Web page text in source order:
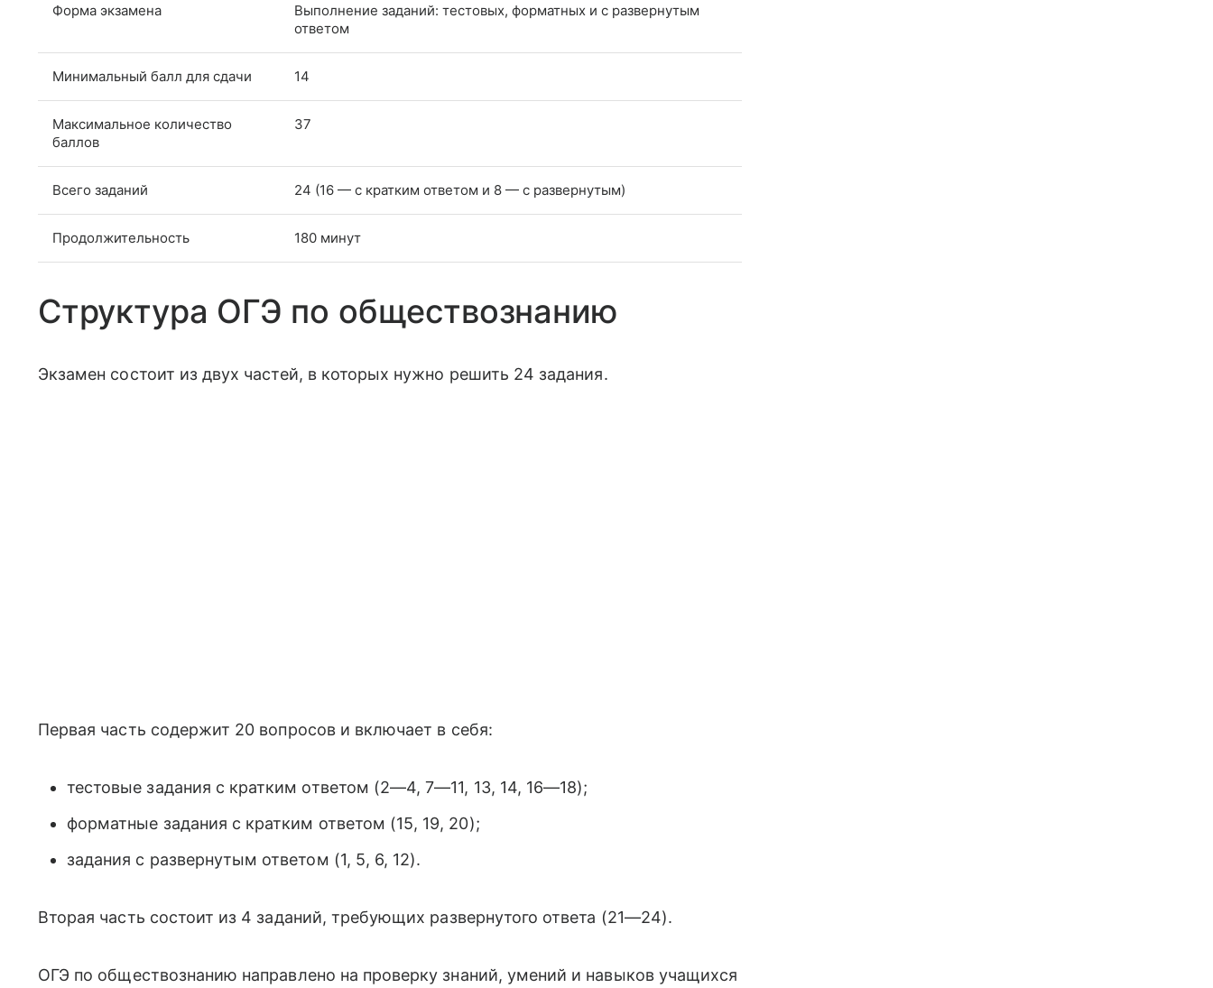
Форма экзамена
Выполнение заданий: тестовых, форматных и с развернутым
ответом
Минимальный балл для сдачи 14
Максимальное количество
баллов
37
Всего заданий 24 (16 — с кратким ответом и 8 — с развернутым)
Продолжительность 180 минут
Структура ОГЭ по обществознанию
Экзамен состоит из двух частей, в которых нужно решить 24 задания.
Первая часть содержит 20 вопросов и включает в себя:
тестовые задания с кратким ответом (2—4, 7—11, 13, 14, 16—18);
форматные задания с кратким ответом (15, 19, 20);
задания с развернутым ответом (1, 5, 6, 12).
Вторая часть состоит из 4 заданий, требующих развернутого ответа (21—24).
ОГЭ по обществознанию направлено на проверку знаний, умений и навыков учащихся